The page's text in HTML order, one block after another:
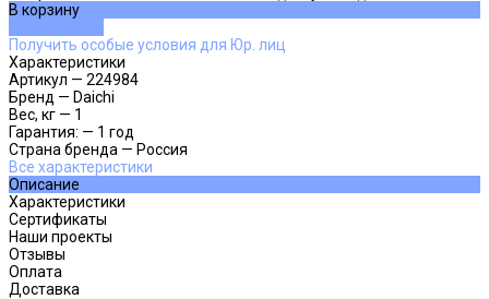
В корзину
Получить особые условия для Юр. лиц
Характеристики
Артикул — 224984
Бренд — Daichi
Вес, кг — 1
Гарантия: — 1 год
Страна бренда — Россия
Все характеристики
Описание
Характеристики
Сертификаты
Наши проекты
Отзывы
Оплата
Доставка